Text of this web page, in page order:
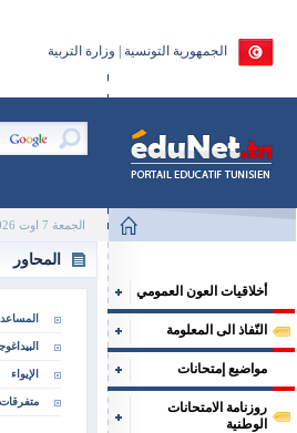
الجمهورية التونسية | وزارة التربية
الجمعة 7 اوت 2026
أخلاقيات العون العمومي
النّفاذ الى المعلومة
مواضيع إمتحانات
روزنامة الامتحانات
الوطنية
المحاور
الإيواء
متفرقات